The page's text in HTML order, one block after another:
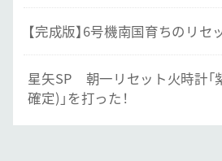
【完成版】6号機南国育ちのリ
星矢SP 朝一リセット火時計「
確定)」を打った！